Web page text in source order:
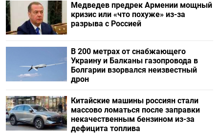
Медведев предрек Армении мощный
кризис или «что похуже» из-за
разрыва с Россией
В 200 метрах от снабжающего
Украину и Балканы газопровода в
Болгарии взорвался неизвестный
дрон
Китайские машины россиян стали
массово ломаться после заправки
некачественным бензином из-за
дефицита топлива